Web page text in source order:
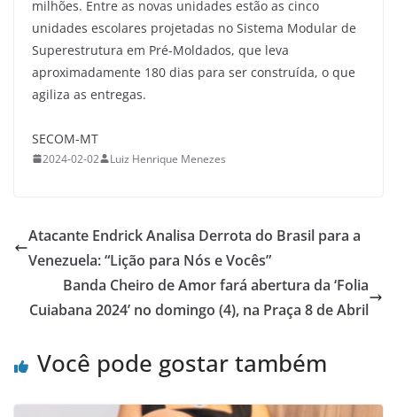
milhões. Entre as novas unidades estão as cinco
unidades escolares projetadas no Sistema Modular de
Superestrutura em Pré-Moldados, que leva
aproximadamente 180 dias para ser construída, o que
agiliza as entregas.
SECOM-MT
2024-02-02 Luiz Henrique Menezes
Atacante Endrick Analisa Derrota do Brasil para a
Venezuela: “Lição para Nós e Vocês”
Banda Cheiro de Amor fará abertura da ‘Folia
Cuiabana 2024’ no domingo (4), na Praça 8 de Abril
Você pode gostar também